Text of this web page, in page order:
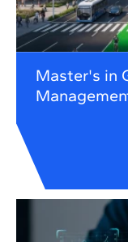
Master's in